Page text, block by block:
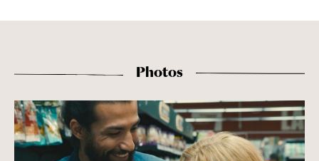
Photos